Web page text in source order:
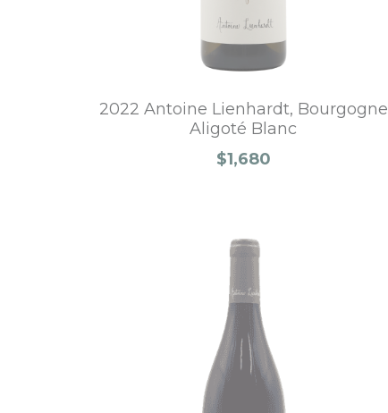
2022 Antoine Lienhardt, Bourgogne
Aligoté Blanc
$1,680